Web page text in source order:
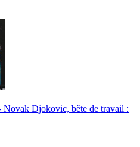
Novak Djokovic, bête de travail :